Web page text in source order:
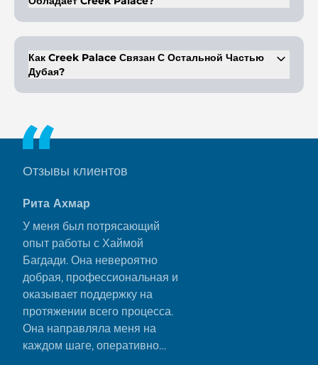
природными элементами и современный дизайн для
изысканных интерьеров.
Как Creek Palace Связан С Остальной Частью
Дубая?
Отзывы клиентов
Рита Ахмар
У меня был потрясающий
опыт работы с Хаймой
Багдади. Она невероятно
добрая, профессиональная и
оказывает поддержку на
протяжении всего процесса.
Она направляла меня на
каждом шаге, оперативно